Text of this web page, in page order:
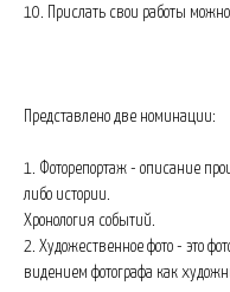
️10. Прислать свои работы
Представлено две номинации:
1. Фоторепортаж - описание
либо истории.
Хронология событий.
2. Художественное фото - это
видением фотографа как